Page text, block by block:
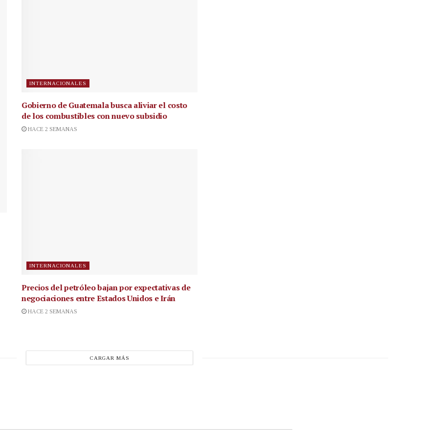
INTERNACIONALES
Gobierno de Guatemala busca aliviar el costo
de los combustibles con nuevo subsidio
HACE 2 SEMANAS
INTERNACIONALES
Precios del petróleo bajan por expectativas de
negociaciones entre Estados Unidos e Irán
HACE 2 SEMANAS
CARGAR MÁS